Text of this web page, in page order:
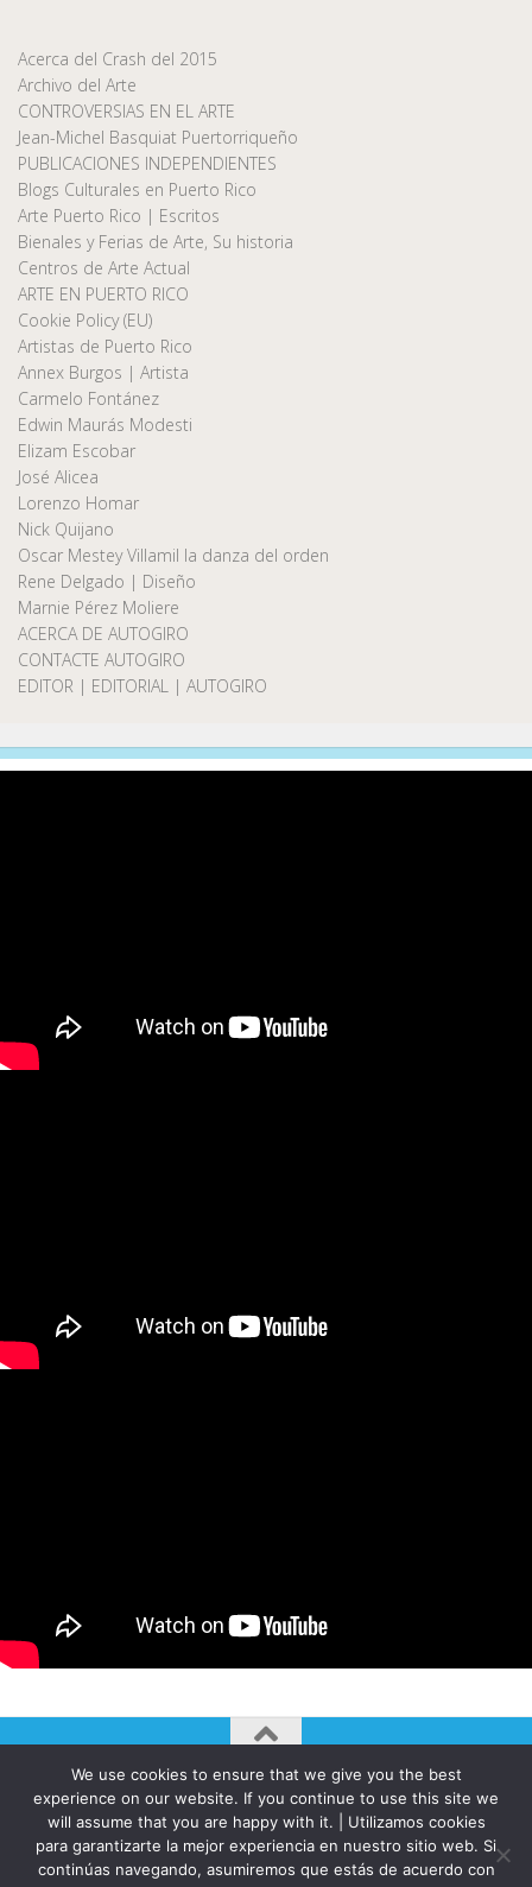
Acerca del Crash del 2015
Archivo del Arte
CONTROVERSIAS EN EL ARTE
Jean-Michel Basquiat Puertorriqueño
PUBLICACIONES INDEPENDIENTES
Blogs Culturales en Puerto Rico
Arte Puerto Rico | Escritos
Bienales y Ferias de Arte, Su historia
Centros de Arte Actual
ARTE EN PUERTO RICO
Cookie Policy (EU)
Artistas de Puerto Rico
Annex Burgos | Artista
Carmelo Fontánez
Edwin Maurás Modesti
Elizam Escobar
José Alicea
Lorenzo Homar
Nick Quijano
Oscar Mestey Villamil la danza del orden
Rene Delgado | Diseño
Marnie Pérez Moliere
ACERCA DE AUTOGIRO
CONTACTE AUTOGIRO
EDITOR | EDITORIAL | AUTOGIRO
AUTOGIRO/el giro del arte actual © JAVIER MARTINEZ 2026. All
Rights Reserved.
Funciona con - Diseñado con elTema Hueman
We use cookies to ensure that we give you the best
experience on our website. If you continue to use this site we
will assume that you are happy with it. | Utilizamos cookies
para garantizarte la mejor experiencia en nuestro sitio web. Si
continúas navegando, asumiremos que estás de acuerdo con